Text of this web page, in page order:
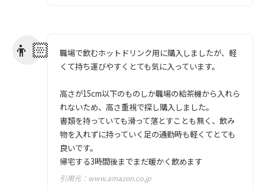
職場で飲むホットドリンク用に購入しましたが、軽
くて持ち運びやすくとても気に入っています。
高さが15cm以下のものしか職場の給茶機から入れら
れないため、高さ重視で探し購入しました。
書類を持っていても滑って落とすことも無く、飲み
物を入れずに持っていく足の通勤時も軽くてとても
良いです。
帰宅する3時間後までまだ暖かく飲めます
引用元： www.amazon.co.jp